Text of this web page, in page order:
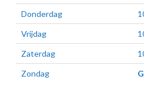
Donderdag
Vrijdag
Zaterdag
Zondag